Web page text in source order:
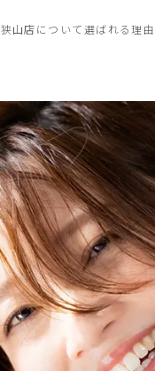
狭山店について選ばれる理由